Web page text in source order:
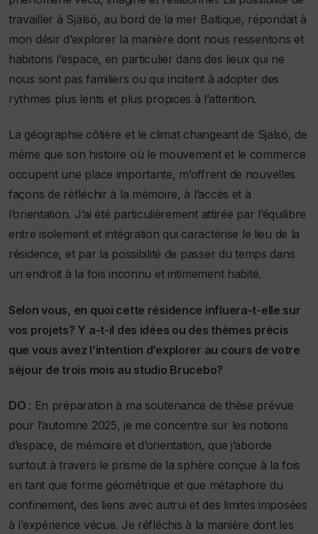
travailler à Själsö, au bord de la mer Baltique, répondait à
mon désir d’explorer la manière dont nous ressentons et
habitons l’espace, en particulier dans des lieux qui ne
nous sont pas familiers ou qui incitent à adopter des
rythmes plus lents et plus propices à l’attention.
La géographie côtière et le climat changeant de Själsö, de
même que son histoire où le mouvement et le commerce
occupent une place importante, m’offrent de nouvelles
façons de réfléchir à la mémoire, à l’accès et à
l’orientation. J’ai été particulièrement attirée par l’équilibre
entre isolement et intégration qui caractérise le lieu de la
résidence, et par la possibilité de passer du temps dans
un endroit à la fois inconnu et intimement habité.
Selon vous, en quoi cette résidence influera-t-elle sur
vos projets? Y a-t-il des idées ou des thèmes précis
que vous avez l’intention d’explorer au cours de votre
séjour de trois mois au studio Brucebo?
DO : En préparation à ma soutenance de thèse prévue
pour l’automne 2025, je me concentre sur les notions
d’espace, de mémoire et d’orientation, que j’aborde
surtout à travers le prisme de la sphère conçue à la fois
en tant que forme géométrique et que métaphore du
confinement, des liens avec autrui et des limites imposées
à l’expérience vécue. Je réfléchis à la manière dont les